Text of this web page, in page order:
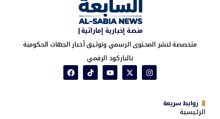
منصة إخبارية إماراتية|
متخصصة لنشر المحتوى الرسمي وتوثيق أخبار الجهات الحكومية
بالباركود الرقمي
روابط سريعة
الرئيسية